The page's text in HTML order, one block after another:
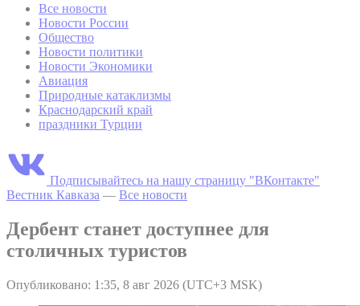
Все новости
Новости России
Общество
Новости политики
Новости Экономики
Авиация
Природные катаклизмы
Краснодарский край
праздники Турции
Подписывайтесь на нашу страницу "ВКонтакте"
Вестник Кавказа — Все новости
Дербент станет доступнее для
столичных туристов
Опубликовано: 1:35, 8 авг 2026 (UTC+3 MSK)